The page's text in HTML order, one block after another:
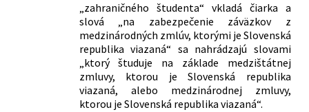
„zahraničného študenta“ vkladá čiarka a
slová „na zabezpečenie záväzkov z
medzinárodných zmlúv, ktorými je Slovenská
republika viazaná“ sa nahrádzajú slovami
„ktorý študuje na základe medzištátnej
zmluvy, ktorou je Slovenská republika
viazaná, alebo medzinárodnej zmluvy,
ktorou je Slovenská republika viazaná“.